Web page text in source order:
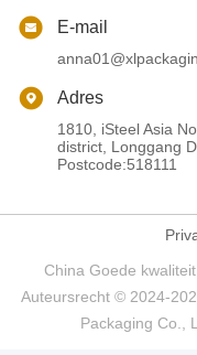
E-mail
Adres
1810, iSteel Asia
district, Longgang
Postcode:518111
China Goede
Auteursrecht © 2024-
Packaging Co.,